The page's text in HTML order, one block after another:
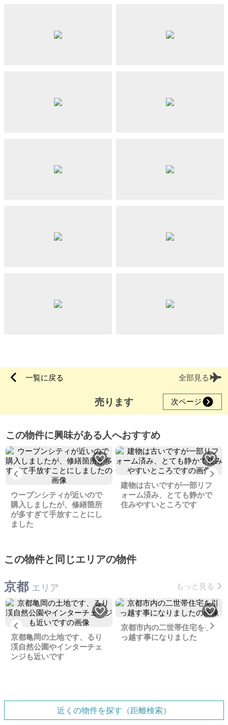
一覧に戻る 全部見る
売ります 次ページ
この物件に興味がある人へおすすめ
Previous
ウーブンシティが近いので
購入しましたが、修繕箇所
が多すぎて手放すことにし
ました
建物は古いですが一部リフ
ォーム済み、とても静かで
住みやすいところです
この物件と同じエリアの物件
京都 エリア もっと見る
Previous
京都亀岡の土地です、るり
渓自然公園やインターチェ
ンジも近いです
京都市内の二世帯住宅を引
っ越す事になりました
近くの物件を探す（距離検索）